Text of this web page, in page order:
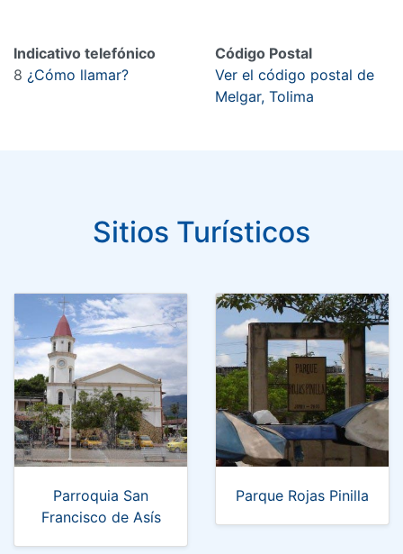
Indicativo telefónico
8 ¿Cómo llamar?
Código Postal
Ver el código postal de
Melgar, Tolima
Sitios Turísticos
Parroquia San
Francisco de Asís
Parque Rojas Pinilla